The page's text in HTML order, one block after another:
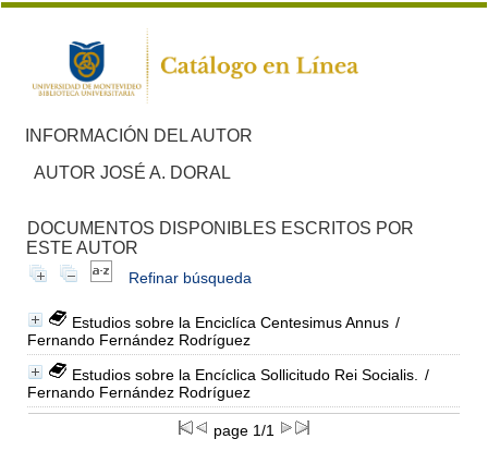
INFORMACIÓN DEL AUTOR
AUTOR JOSÉ A. DORAL
DOCUMENTOS DISPONIBLES ESCRITOS POR
ESTE AUTOR
Refinar búsqueda
Estudios sobre la Enciclíca Centesimus Annus /
Fernando Fernández Rodríguez
Estudios sobre la Encíclica Sollicitudo Rei Socialis.
/
Fernando Fernández Rodríguez
page 1/1